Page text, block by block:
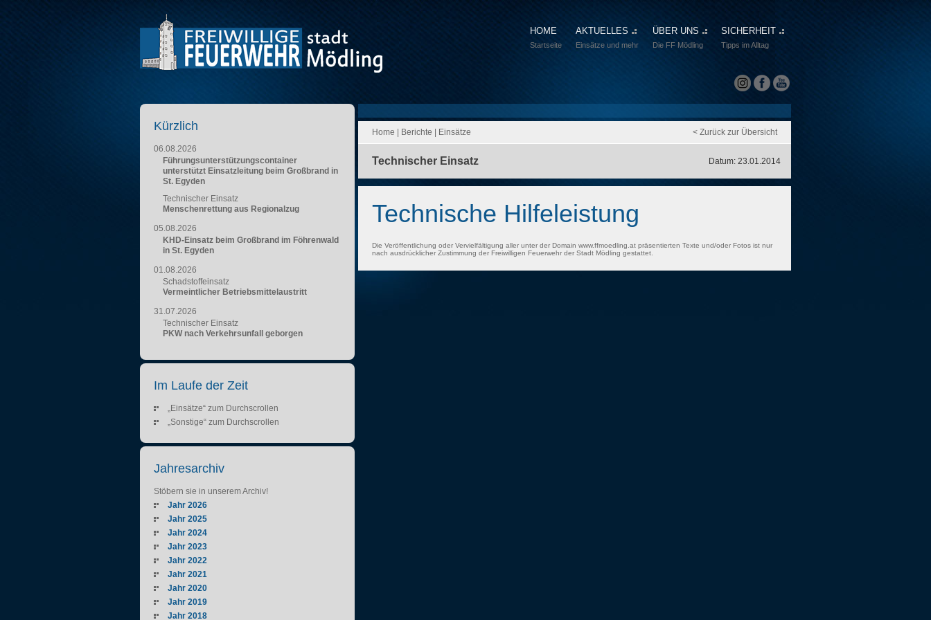
HOME
Startseite
AKTUELLES
Einsätze und mehr
ÜBER UNS
Die FF Mödling
SICHERHEIT
Tipps im Alltag
Home Berichte Einsätze < Zurück zur Übersicht
Technischer Einsatz Datum: 23.01.2014
Technische Hilfeleistung
Die Veröffentlichung oder Vervielfältigung aller unter der Domain www.ffmoedling.at präsentierten Texte und/oder Fotos ist nur
nach ausdrücklicher Zustimmung der Freiwilligen Feuerwehr der Stadt Mödling gestattet.
Kürzlich
06.08.2026
Führungsunterstützungscontainer
unterstützt Einsatzleitung beim Großbrand in
St. Egyden
Technischer Einsatz
Menschenrettung aus Regionalzug
05.08.2026
KHD-Einsatz beim Großbrand im Föhrenwald
in St. Egyden
01.08.2026
Schadstoffeinsatz
Vermeintlicher Betriebsmittelaustritt
31.07.2026
Technischer Einsatz
PKW nach Verkehrsunfall geborgen
Im Laufe der Zeit
„Einsätze“ zum Durchscrollen
„Sonstige“ zum Durchscrollen
Jahresarchiv
Stöbern sie in unserem Archiv!
Jahr 2026
Jahr 2025
Jahr 2024
Jahr 2023
Jahr 2022
Jahr 2021
Jahr 2020
Jahr 2019
Jahr 2018